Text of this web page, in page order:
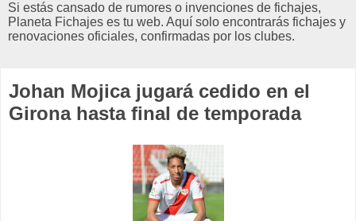
Si estás cansado de rumores o invenciones de fichajes,
Planeta Fichajes es tu web. Aquí solo encontrarás fichajes y
renovaciones oficiales, confirmadas por los clubes.
Johan Mojica jugará cedido en el
Girona hasta final de temporada